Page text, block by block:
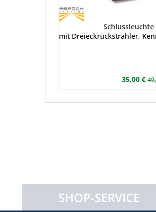
mit Dreieckrückstrahler,
35,00 €
SHOP-SERVICE